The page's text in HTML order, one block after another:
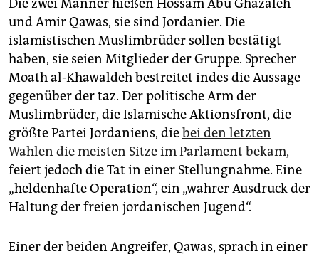
Die zwei Männer hießen Hossam Abu Ghazaleh
und Amir Qawas, sie sind Jordanier. Die
islamistischen Muslimbrüder sollen bestätigt
haben, sie seien Mitglieder der Gruppe. Sprecher
Moath al-Khawaldeh bestreitet indes die Aussage
gegenüber der taz. Der politische Arm der
Muslimbrüder, die Islamische Aktionsfront, die
größte Partei Jordaniens, diebei den letzten
Wahlen die meisten Sitze im Parlament bekam,
feiert jedoch die Tat in einer Stellungnahme. Eine
„heldenhafte Operation“, ein „wahrer Ausdruck der
Haltung der freien jordanischen Jugend“.
Einer der beiden Angreifer, Qawas, sprach in einer